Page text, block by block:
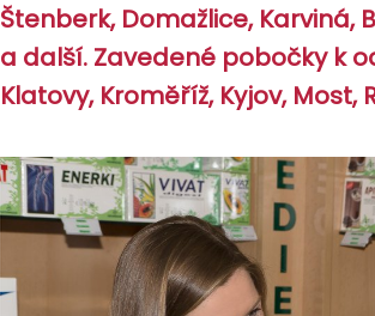
Štenberk, Domažlice, Karviná,
a další. Zavedené pobočky k
Klatovy, Kroměříž, Kyjov, Most,